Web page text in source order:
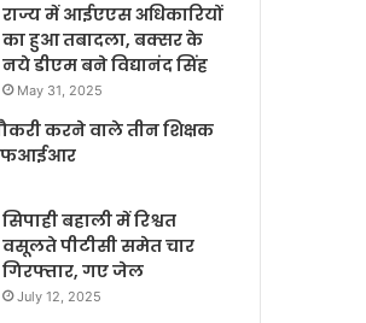
राज्य में आईएएस अधिकारियों
का हुआ तबादला, बक्सर के
नये डीएम बने विद्यानंद सिंह
May 31, 2025
करने वाले तीन शिक्षक
एफआईआर
सिपाही बहाली में रिश्वत
वसूलते पीटीसी समेत चार
गिरफ्तार, गए जेल
July 12, 2025